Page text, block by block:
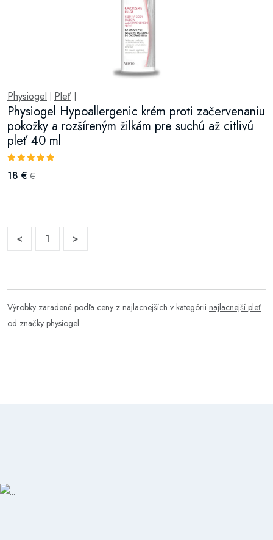
Physiogel Pleť
Physiogel Hypoallergenic krém proti začervenaniu
pokožky a rozšíreným žilkám pre suchú až citlivú
pleť 40 ml
18 € €
< 1 >
Výrobky zaradené podľa ceny z najlacnejších v kategórii najlacnejší pleť
od značky physiogel